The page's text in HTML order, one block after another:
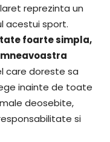
reprezinta un
acestui sport.
foarte simpla,
care doreste sa
inainte de toate
deosebite,
si